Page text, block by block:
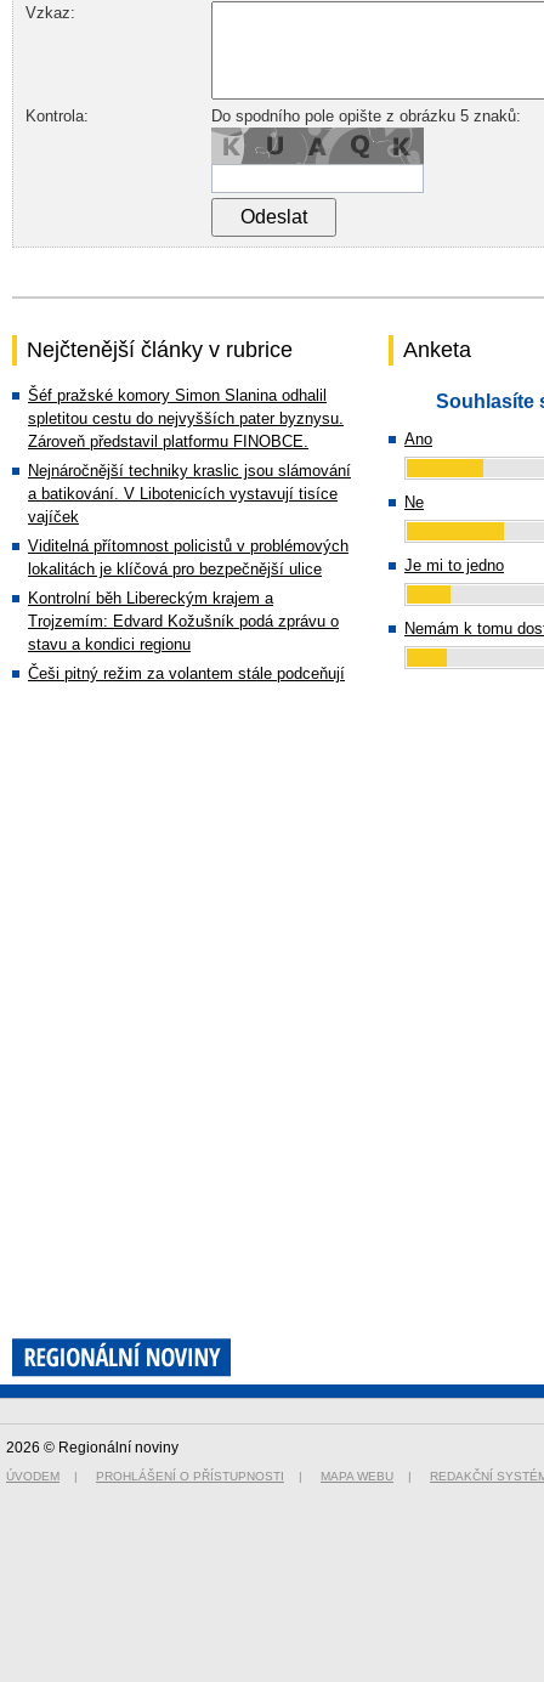
Vzkaz:
Kontrola: Do spodního pole opište z obrázku 5 znaků:
Nejčtenější články v rubrice
Šéf pražské komory Simon Slanina odhalil
spletitou cestu do nejvyšších pater byznysu.
Zároveň představil platformu FINOBCE.
Nejnáročnější techniky kraslic jsou slámování
a batikování. V Libotenicích vystavují tisíce
vajíček
Viditelná přítomnost policistů v problémových
lokalitách je klíčová pro bezpečnější ulice
Kontrolní běh Libereckým krajem a
Trojzemím: Edvard Kožušník podá zprávu o
stavu a kondici regionu
Češi pitný režim za volantem stále podceňují
Anketa
Souhlasíte
Ano
Ne
Je mi to jedno
Nemám k tomu
2026 © Regionální noviny
ÚVODEM | PROHLÁŠENÍ O PŘÍSTUPNOSTI | MAPA WEBU | REDAKČNÍ